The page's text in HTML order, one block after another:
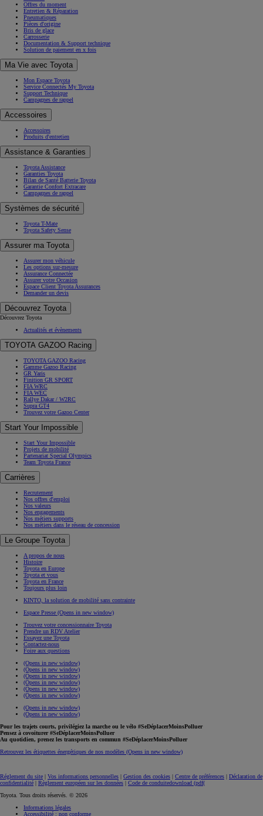
Offres du moment
Entretien & Réparation
Pneumatiques
Pièces d'origine
Bris de glace
Carrosserie
Documentation & Support technique
Solution de paiement en x fois
Ma Vie avec Toyota
Mon Espace Toyota
Service Connectés My Toyota
Support Technique
Campagnes de rappel
Accessoires
Accessoires
Produits d'entretien
Assistance & Garanties
Toyota Assistance
Garanties Toyota
Bilan de Santé Batterie Toyota
Garantie Confort Extracare
Campagnes de rappel
Systèmes de sécurité
Toyota T-Mate
Toyota Safety Sense
Assurer ma Toyota
Assurer mon véhicule
Les options sur-mesure
Assurance Connectée
Assurer votre Occasion
Espace Client Toyota Assurances
Demander un devis
Découvrez Toyota
Découvrez Toyota
Actualités et évènements
TOYOTA GAZOO Racing
TOYOTA GAZOO Racing
Gamme Gazoo Racing
GR Yaris
Finition GR SPORT
FIA WRC
FIA WEC
Rallye Dakar / W2RC
Supra GT4
Trouvez votre Gazoo Center
Start Your Impossible
Start Your Impossible
Projets de mobilité
Partenariat Special Olympics
Team Toyota France
Carrières
Recrutement
Nos offres d'emploi
Nos valeurs
Nos engagements
Nos métiers supports
Nos métiers dans le réseau de concession
Le Groupe Toyota
A propos de nous
Histoire
Toyota en Europe
Toyota et vous
Toyota en France
Toujours plus loin
KINTO, la solution de mobilité sans contrainte
Espace Presse (Opens in new window)
Trouvez votre concessionnaire Toyota
Prendre un RDV Atelier
Essayez une Toyota
Contactez-nous
Foire aux questions
(Opens in new window)
(Opens in new window)
(Opens in new window)
(Opens in new window)
(Opens in new window)
(Opens in new window)
(Opens in new window)
(Opens in new window)
Pour les trajets courts, privilégiez la marche ou le vélo #SeDéplacerMoinsPolluer
Pensez à covoiturer #SeDéplacerMoinsPolluer
Au quotidien, prenez les transports en commun #SeDéplacerMoinsPolluer
Retrouvez les étiquettes énergétiques de nos modèles (Opens in new window)
Réglement du site | Vos informations personnelles | Gestion des cookies | Centre de préférences | Déclaration de
confidentialité | Règlement européen sur les données | Code de conduitedownload (pdf(
Toyota. Tous droits réservés. © 2026
Informations légales
Accessibilité : non conforme